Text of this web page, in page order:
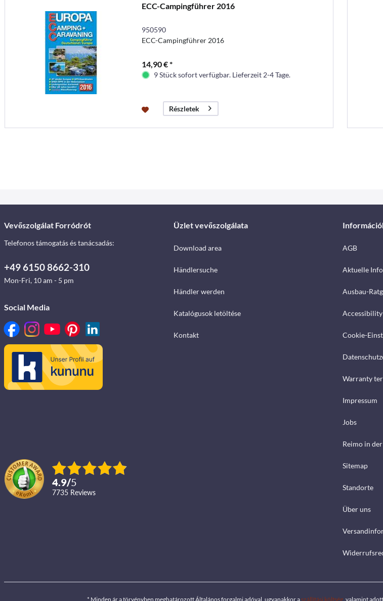
ECC-Campingführer 2016
950590
ECC-Campingführer 2016
14,90 € *
9 Stück sofort verfügbar. Lieferzeit 2-4 Tage.
Részletek
Vevőszolgálat Forródrót
Telefonos támogatás és tanácsadás:
+49 6150 8662-310
Mon-Fri, 10 am - 5 pm
Social Media
4.9/5
7735 reviews
Üzlet vevőszolgálata
Download area
Händlersuche
Händler werden
Katalógusok letöltése
Kontakt
AGB
Aktuelle
Ausbau-
Cookie-
Warranty
Impressum
Jobs
Reimo in
Sitemap
Standorte
Über uns
* Minden ár a törvényben meghatározott Általános forgalmi adóval, ugyanakkor aszállítási költség , valamint